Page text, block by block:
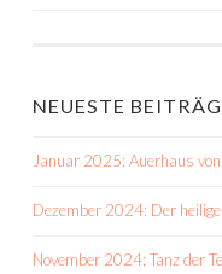
NEUESTE
Januar 2025: Auerhaus
Dezember 2024: Der
November 2024: Tanz der